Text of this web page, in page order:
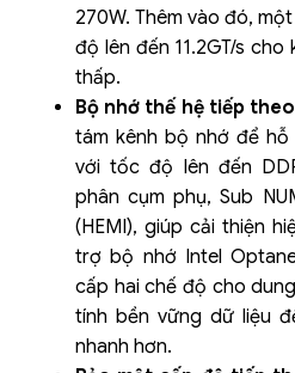
270W. Thêm vào đó,
độ lên đến 11.2GT/s
thấp.
Bộ nhớ thế hệ tiếp
tám kênh bộ nhớ để
với tốc độ lên đến
phân cụm phụ, Sub
(HEMI), giúp cải thiện
trợ bộ nhớ Intel
cấp hai chế độ cho
tính bền vững dữ liệu
nhanh hơn.